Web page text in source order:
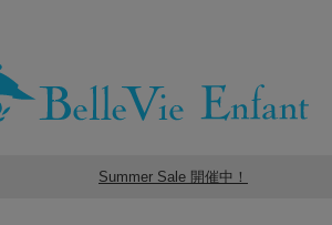
Summer Sale 開催中！